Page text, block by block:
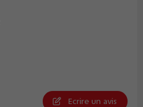
Ecrire un avis